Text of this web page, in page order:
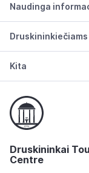
Naudinga
Druskininkiečiams
Kita
Druskininkai
Centre